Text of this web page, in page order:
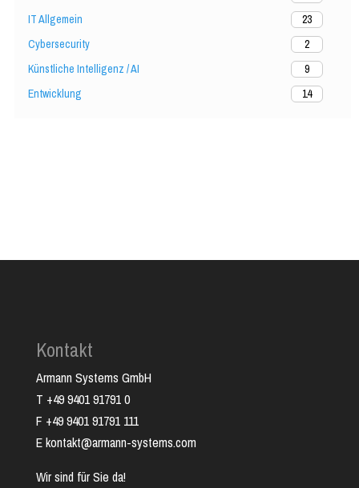
IT Allgemein
23
Cybersecurity
2
Künstliche Intelligenz / AI
9
Entwicklung
14
Kontakt
Armann Systems GmbH
T +49 9401 91791 0
F +49 9401 91791 111
E kontakt@armann-systems.com
Wir sind für Sie da!